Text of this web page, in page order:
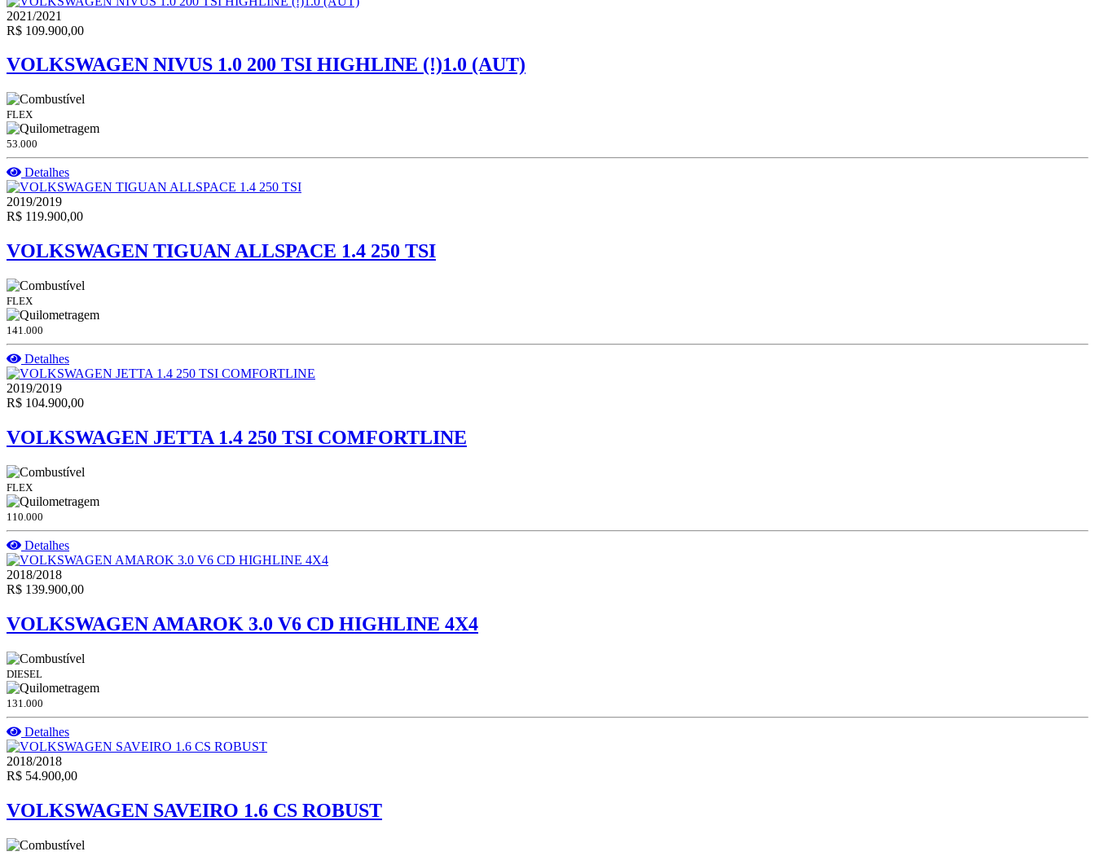
2021/2021
R$ 109.900,00
VOLKSWAGEN NIVUS 1.0 200 TSI HIGHLINE (!)1.0 (AUT)
FLEX
53.000
Detalhes
2019/2019
R$ 119.900,00
VOLKSWAGEN TIGUAN ALLSPACE 1.4 250 TSI
FLEX
141.000
Detalhes
2019/2019
R$ 104.900,00
VOLKSWAGEN JETTA 1.4 250 TSI COMFORTLINE
FLEX
110.000
Detalhes
2018/2018
R$ 139.900,00
VOLKSWAGEN AMAROK 3.0 V6 CD HIGHLINE 4X4
DIESEL
131.000
Detalhes
2018/2018
R$ 54.900,00
VOLKSWAGEN SAVEIRO 1.6 CS ROBUST